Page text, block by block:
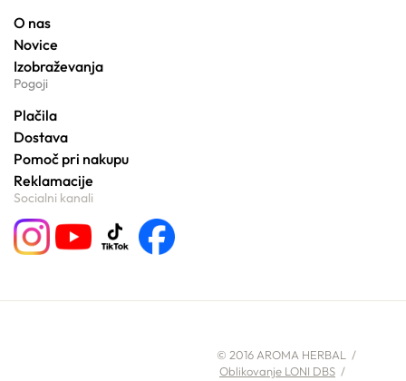
O nas
Novice
Izobraževanja
Pogoji
Plačila
Dostava
Pomoč pri nakupu
Reklamacije
Socialni kanali
© 2016 AROMA HERBAL /
Oblikovanje LONI DBS /